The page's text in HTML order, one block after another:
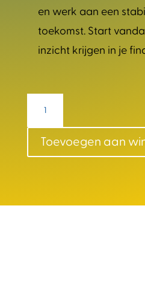
en werk aan een
toekomst. Start
inzicht krijgen in je
aantal
Toevoegen aan